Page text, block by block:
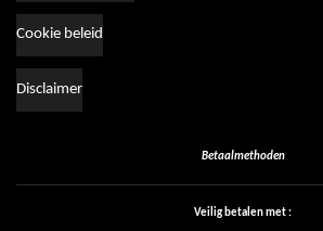
Cookie beleid
Disclaimer
Betaalmethoden
Veilig betalen met :